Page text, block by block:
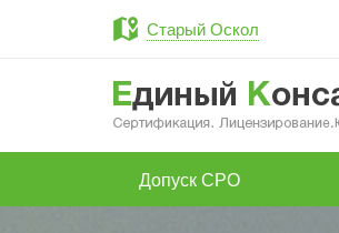
Старый Оскол
Допуск СРО